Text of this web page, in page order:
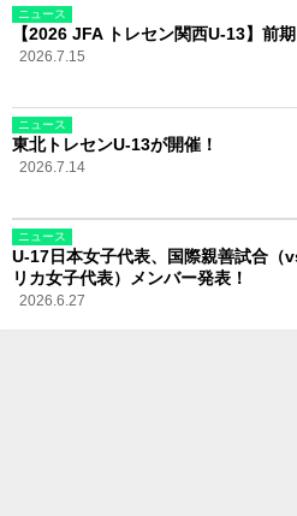
ニュース
【2026 JFA トレセン関西U-13】前
2026.7.15
ニュース
東北トレセンU-13が開催！
2026.7.14
ニュース
U-17日本女子代表、国際親善試合（
リカ女子代表）メンバー発表！
2026.6.27